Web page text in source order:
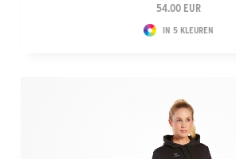
54.00 EUR
IN 5 KLEUREN